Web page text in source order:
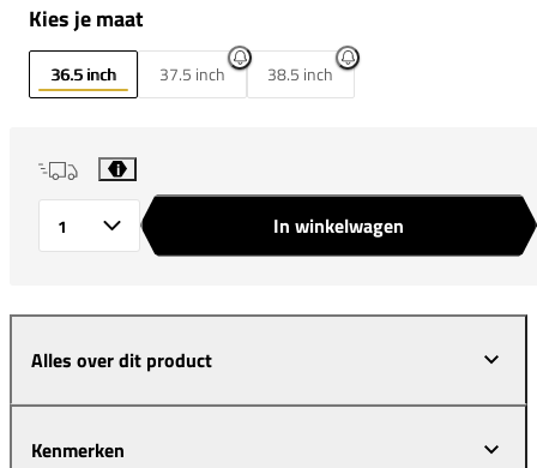
Kies je maat
36.5 inch 37.5 inch 38.5 inch
i
In winkelwagen
Alles over dit product
Kenmerken